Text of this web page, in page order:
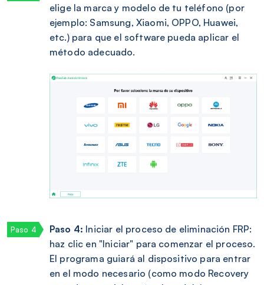
elige la marca y modelo de tu teléfono (por
ejemplo: Samsung, Xiaomi, OPPO, Huawei,
etc.) para que el software pueda aplicar el
método adecuado.
Paso 4: Iniciar el proceso de eliminación FRP:
haz clic en "Iniciar" para comenzar el proceso.
El programa guiará al dispositivo para entrar
en el modo necesario (como modo Recovery